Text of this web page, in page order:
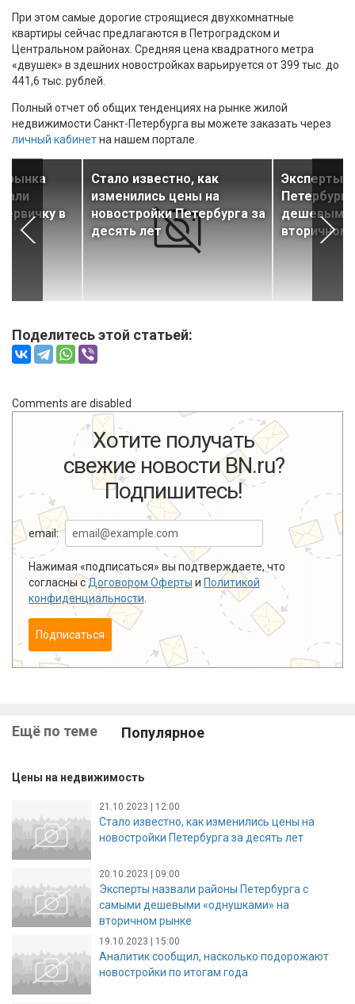
При этом самые дорогие строящиеся двухкомнатные
квартиры сейчас предлагаются в Петроградском и
Центральном районах. Средняя цена квадратного метра
«двушек» в здешних новостройках варьируется от 399 тыс. до
441,6 тыс. рублей.
Полный отчет об общих тенденциях на рынке жилой
недвижимости Санкт-Петербурга вы можете заказать через
личный кабинетна нашем портале.
рынка
в
Стало известно, как
изменились цены на
новостройки Петербурга за
десять лет
Эксперты
дешевыми
вторичном
Поделитесь этой статьей:
Comments are disabled
Хотите получать
свежие новости BN.ru?
Подпишитесь!
email:
Нажимая «подписаться» вы подтверждаете, что
согласны сДоговором Оферты и Политикой
конфиденциальности
Подписаться
Ещё по теме Популярное
Цены на недвижимость
21.10.2023 | 12:00
Стало известно, как изменились цены на
новостройки Петербурга за десять лет
20.10.2023 | 09:00
Эксперты назвали районы Петербурга с
самыми дешевыми «однушками» на
вторичном рынке
19.10.2023 | 15:00
Аналитик сообщил, насколько подорожают
новостройки по итогам года